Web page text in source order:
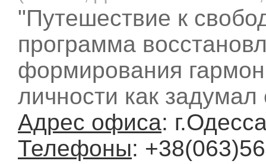
"Путешествие к
программа
формирования
личности как задумал
Адрес офиса:
Телефоны: